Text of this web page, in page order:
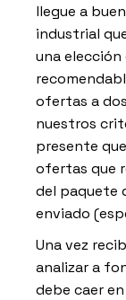
llegue a
industrial
una
ofertas a
nuestros
presente
ofertas que
del paquete
enviado
Una vez
analizar a
debe caer